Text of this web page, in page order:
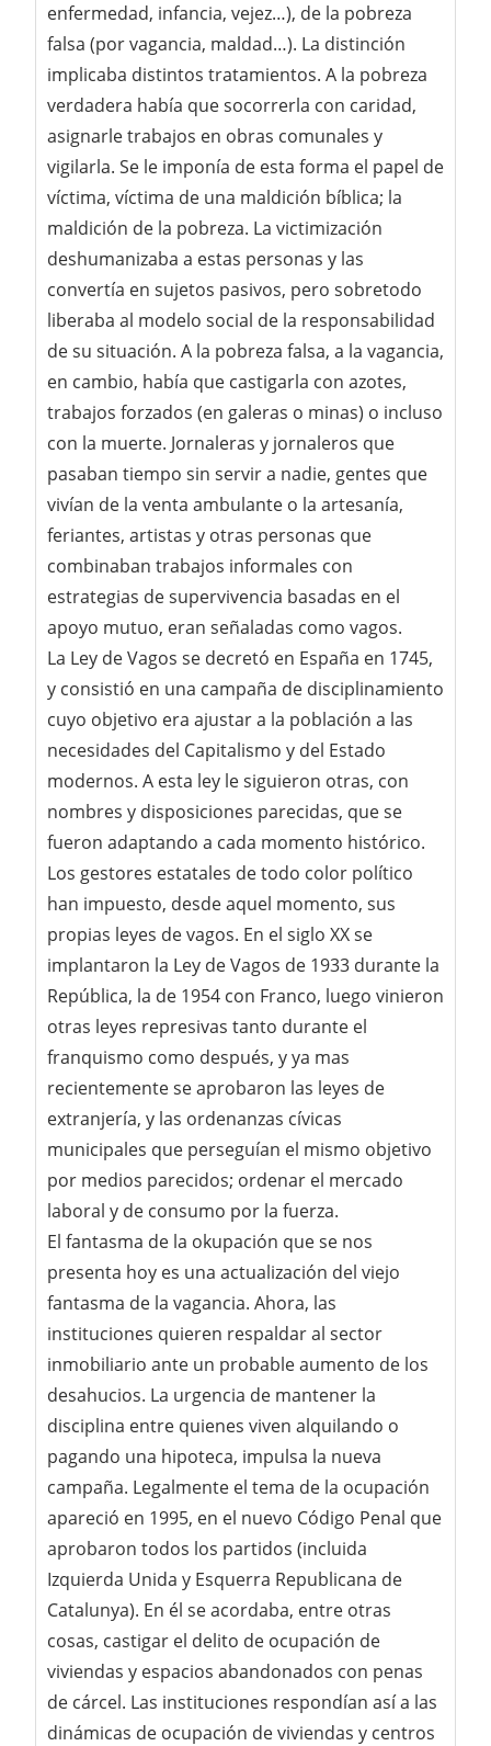
enfermedad, infancia, vejez…), de la pobreza
falsa (por vagancia, maldad…). La distinción
implicaba distintos tratamientos. A la pobreza
verdadera había que socorrerla con caridad,
asignarle trabajos en obras comunales y
vigilarla. Se le imponía de esta forma el papel de
víctima, víctima de una maldición bíblica; la
maldición de la pobreza. La victimización
deshumanizaba a estas personas y las
convertía en sujetos pasivos, pero sobretodo
liberaba al modelo social de la responsabilidad
de su situación. A la pobreza falsa, a la vagancia,
en cambio, había que castigarla con azotes,
trabajos forzados (en galeras o minas) o incluso
con la muerte. Jornaleras y jornaleros que
pasaban tiempo sin servir a nadie, gentes que
vivían de la venta ambulante o la artesanía,
feriantes, artistas y otras personas que
combinaban trabajos informales con
estrategias de supervivencia basadas en el
apoyo mutuo, eran señaladas como vagos.
La Ley de Vagos se decretó en España en 1745,
y consistió en una campaña de disciplinamiento
cuyo objetivo era ajustar a la población a las
necesidades del Capitalismo y del Estado
modernos. A esta ley le siguieron otras, con
nombres y disposiciones parecidas, que se
fueron adaptando a cada momento histórico.
Los gestores estatales de todo color político
han impuesto, desde aquel momento, sus
propias leyes de vagos. En el siglo XX se
implantaron la Ley de Vagos de 1933 durante la
República, la de 1954 con Franco, luego vinieron
otras leyes represivas tanto durante el
franquismo como después, y ya mas
recientemente se aprobaron las leyes de
extranjería, y las ordenanzas cívicas
municipales que perseguían el mismo objetivo
por medios parecidos; ordenar el mercado
laboral y de consumo por la fuerza.
El fantasma de la okupación que se nos
presenta hoy es una actualización del viejo
fantasma de la vagancia. Ahora, las
instituciones quieren respaldar al sector
inmobiliario ante un probable aumento de los
desahucios. La urgencia de mantener la
disciplina entre quienes viven alquilando o
pagando una hipoteca, impulsa la nueva
campaña. Legalmente el tema de la ocupación
apareció en 1995, en el nuevo Código Penal que
aprobaron todos los partidos (incluida
Izquierda Unida y Esquerra Republicana de
Catalunya). En él se acordaba, entre otras
cosas, castigar el delito de ocupación de
viviendas y espacios abandonados con penas
de cárcel. Las instituciones respondían así a las
dinámicas de ocupación de viviendas y centros